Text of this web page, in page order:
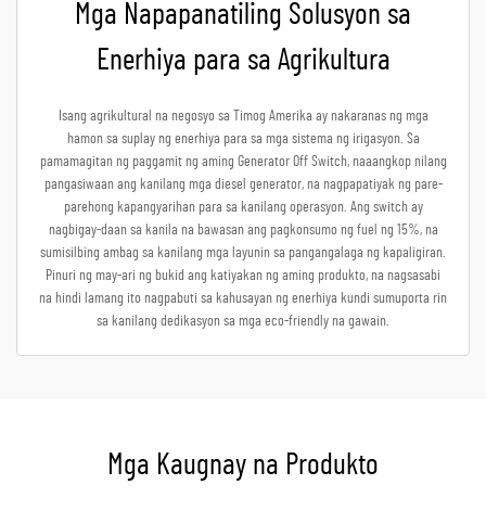
Mga Napapanatiling Solusyon sa
Enerhiya para sa Agrikultura
Isang agrikultural na negosyo sa Timog Amerika ay nakaranas ng mga
hamon sa suplay ng enerhiya para sa mga sistema ng irigasyon. Sa
pamamagitan ng paggamit ng aming Generator Off Switch, naaangkop nilang
pangasiwaan ang kanilang mga diesel generator, na nagpapatiyak ng pare-
parehong kapangyarihan para sa kanilang operasyon. Ang switch ay
nagbigay-daan sa kanila na bawasan ang pagkonsumo ng fuel ng 15%, na
sumisilbing ambag sa kanilang mga layunin sa pangangalaga ng kapaligiran.
Pinuri ng may-ari ng bukid ang katiyakan ng aming produkto, na nagsasabi
na hindi lamang ito nagpabuti sa kahusayan ng enerhiya kundi sumuporta rin
sa kanilang dedikasyon sa mga eco-friendly na gawain.
Mga Kaugnay na Produkto